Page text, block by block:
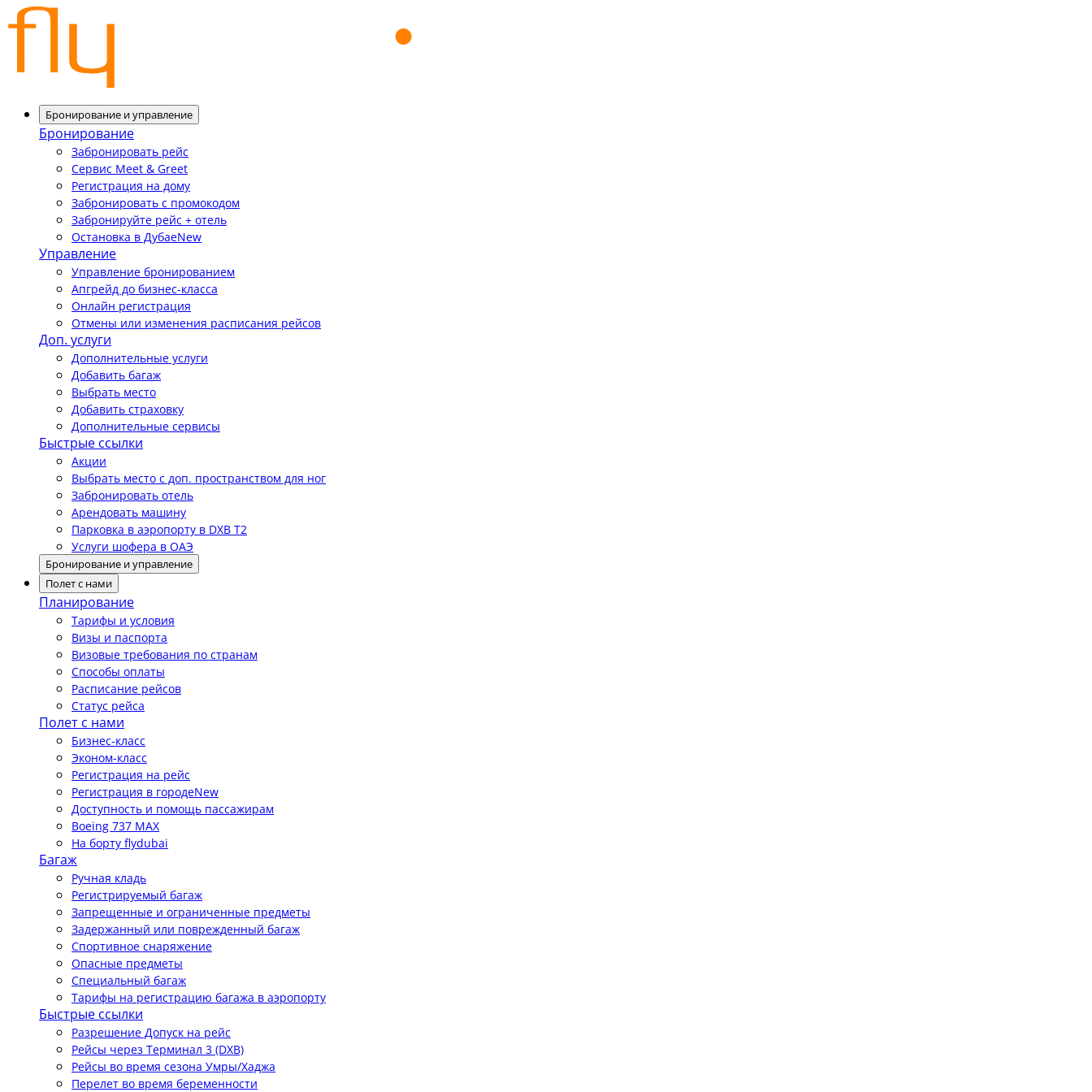
Бронирование и управление
Бронирование
Забронировать рейс
Сервис Meet & Greet
Регистрация на дому
Забронировать с промокодом
Забронируйте рейс + отель
Остановка в ДубаеNew
Управление
Управление бронированием
Апгрейд до бизнес-класса
Онлайн регистрация
Отмены или изменения расписания рейсов
Доп. услуги
Дополнительные услуги
Добавить багаж
Выбрать место
Добавить страховку
Дополнительные сервисы
Быстрые ссылки
Акции
Выбрать место с доп. пространством для ног
Забронировать отель
Арендовать машину
Парковка в аэропорту в DXB T2
Услуги шофера в ОАЭ
Бронирование и управление
Полет с нами
Планирование
Тарифы и условия
Визы и паспорта
Визовые требования по странам
Способы оплаты
Расписание рейсов
Статус рейса
Полет с нами
Бизнес-класс
Эконом-класс
Регистрация на рейс
Регистрация в городеNew
Доступность и помощь пассажирам
Boeing 737 MAX
На борту flydubai
Багаж
Ручная кладь
Регистрируемый багаж
Запрещенные и ограниченные предметы
Задержанный или поврежденный багаж
Спортивное снаряжение
Опасные предметы
Специальный багаж
Тарифы на регистрацию багажа в аэропорту
Быстрые ссылки
Разрешение Допуск на рейс
Рейсы через Терминал 3 (DXB)
Рейсы во время сезона Умры/Хаджа
Перелет во время беременности